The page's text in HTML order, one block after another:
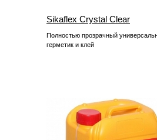
Sikaflex Crystal Clear
Полностью прозрачный
герметик и клей